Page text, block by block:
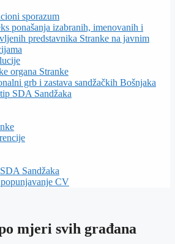
sporazum
ponašanja izabranih, imenovanih i
predstavnika Stranke na javnim
organa Stranke
grb i zastava sandžačkih Bošnjaka
SDA Sandžaka
Sandžaka
CV
mjeri svih građana